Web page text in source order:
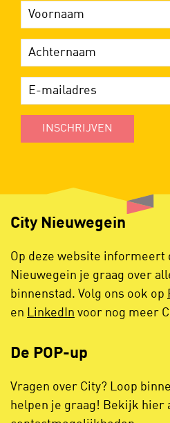
INSCHRIJVEN
City Nieuwegein
Op deze website informeert
Nieuwegein je graag over
binnenstad. Volg ons ook op
en LinkedIn voor nog meer
De POP-up
Vragen over City? Loop
helpen je graag! Bekijk hier